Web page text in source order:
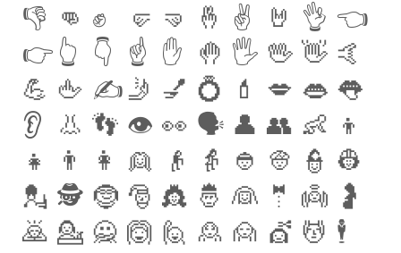
👎 👊 ✊ 🤛 🤜 🤞 ✌ 🤘 👌 👈
👉 👆 👇 ☝ ✋ 🤚 🖐 🖖 👋 🤙
💪 🖕 ✍🤳 💅 💍 💄 💋 👄 👅
👂
👃 👣 👁 👀 🗣 👤 👥 👶 👦
👧
👨 👩 👱 👴 👵 👲 👳 👮 👷
💂 🕵 🤶 🎅 👸 🤴 👰 🤵 👼 🤰
🙇 💁 🙅 🙆 🙋 🙎 🙍 💇 💆 🕴